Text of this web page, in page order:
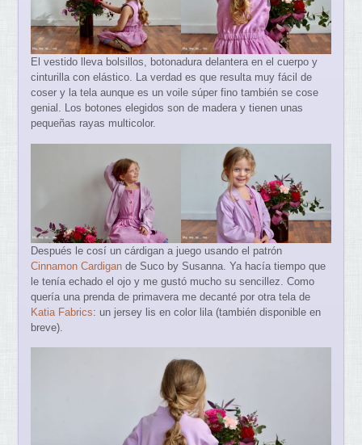
El vestido lleva bolsillos, botonadura delantera en el cuerpo y
cinturilla con elástico. La verdad es que resulta muy fácil de
coser y la tela aunque es un voile súper fino también se cose
genial. Los botones elegidos son de madera y tienen unas
pequeñas rayas multicolor.
Después le cosí un cárdigan a juego usando el patrón
Cinnamon Cardigan de Suco by Susanna. Ya hacía tiempo que
le tenía echado el ojo y me gustó mucho su sencillez. Como
quería una prenda de primavera me decanté por otra tela de
Katia Fabrics: un jersey lis en color lila (también disponible en
breve).